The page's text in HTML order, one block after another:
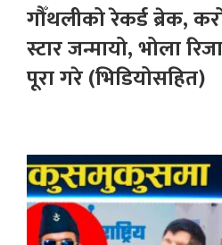
गौँथलीको रेकर्ड ब्रेक,
स्टार जन्मायो, भोला
पूरा गरे (भिडियोसहित)